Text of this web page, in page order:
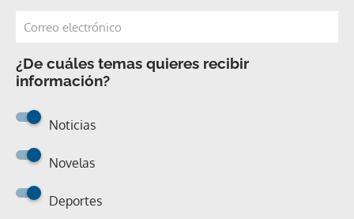
¿De cuáles temas quieres recibir
información?
Noticias
Novelas
Deportes